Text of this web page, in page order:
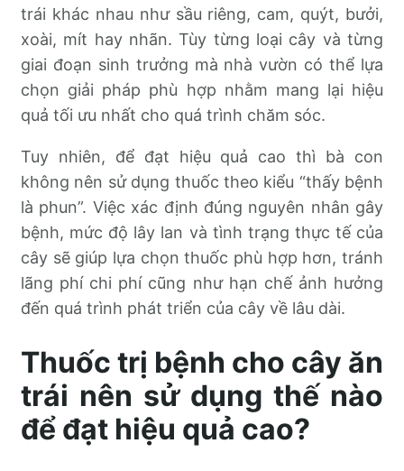
trái khác nhau như sầu riêng, cam, quýt, bưởi,
xoài, mít hay nhãn. Tùy từng loại cây và từng
giai đoạn sinh trưởng mà nhà vườn có thể lựa
chọn giải pháp phù hợp nhằm mang lại hiệu
quả tối ưu nhất cho quá trình chăm sóc.
Tuy nhiên, để đạt hiệu quả cao thì bà con
không nên sử dụng thuốc theo kiểu “thấy bệnh
là phun”. Việc xác định đúng nguyên nhân gây
bệnh, mức độ lây lan và tình trạng thực tế của
cây sẽ giúp lựa chọn thuốc phù hợp hơn, tránh
lãng phí chi phí cũng như hạn chế ảnh hưởng
đến quá trình phát triển của cây về lâu dài.
Thuốc trị bệnh cho cây ăn
trái nên sử dụng thế nào
để đạt hiệu quả cao?